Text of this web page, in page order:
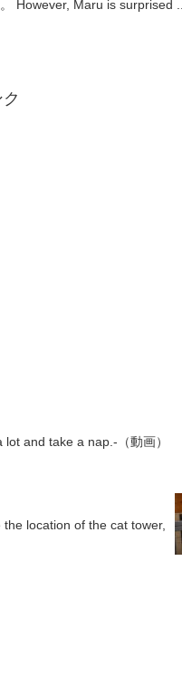
However, Maru is surprised ...
and take a nap.-（動画）
location of the cat tower,